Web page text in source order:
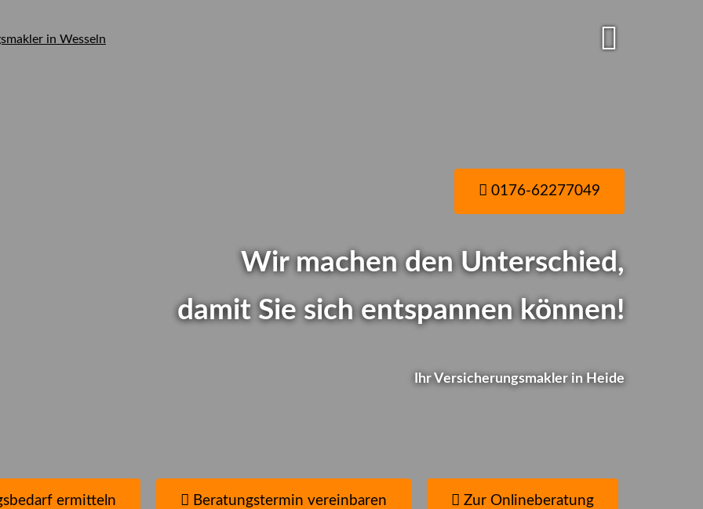
0176-62277049
Wir machen den Unterschied,
damit Sie sich entspannen können!
Ihr Ver­sicherungs­makler in Heide
ermitteln Beratungstermin vereinbaren Zur Onlineberatung